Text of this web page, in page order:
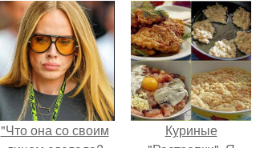
"Что она со своим
Куриные